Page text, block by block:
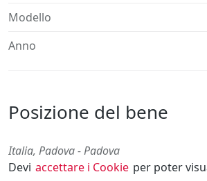
Modello
Anno
Posizione del bene
Italia, Padova - Padova
Devi accettare i Cookie per poter